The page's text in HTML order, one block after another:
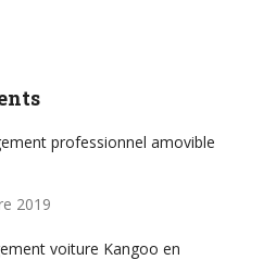
professionnel amovible
2019
voiture Kangoo en